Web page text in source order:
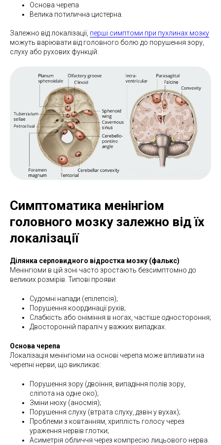
Основа черепа
Велика потилична цистерна.
Залежно від локалізації, перші симптоми при пухлинах мозку
можуть варіювати від головного болю до порушення зору,
слуху або рухових функцій.
Симптоматика менінгіом
головного мозку залежно від їх
локалізації
Ділянка серповидного відростка мозку (фалькс)
Менінгіоми в цій зоні часто зростають безсимптомно до
великих розмірів. Типові прояви:
Судомні напади (епілепсія);
Порушення координації рухів;
Слабкість або оніміння в ногах, частіше одностороння;
Двосторонній параліч у важких випадках.
Основа черепа
Локалізація менінгіоми на основі черепа може впливати на
черепні нерви, що викликає:
Порушення зору (двоїння, випадіння полів зору,
сліпота на одне око);
Зміни нюху (аносмія);
Порушення слуху (втрата слуху, дзвін у вухах);
Проблеми з ковтанням, хриплість голосу через
ураження нервів глотки;
Асиметрія обличчя через компресію лицьового нерва.